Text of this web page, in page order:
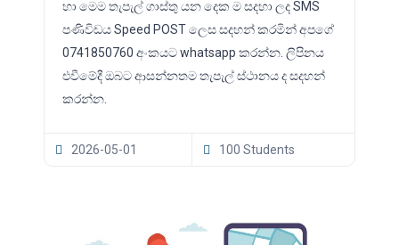
හා මෙම තැපැල් ගාස්තු යන දෙක ම සදහා ලද SMS
පණිවිඩය Speed POST ලෙස සදහන් කරමින් අපගේ
0741850760 අංකයට whatsapp කරන්න. ලිපිනය
එවීමේදී ඔබට ආසන්නතම තැපැල් ස්ථානය ද සදහන්
කරන්න.
2026-05-01 100 Students